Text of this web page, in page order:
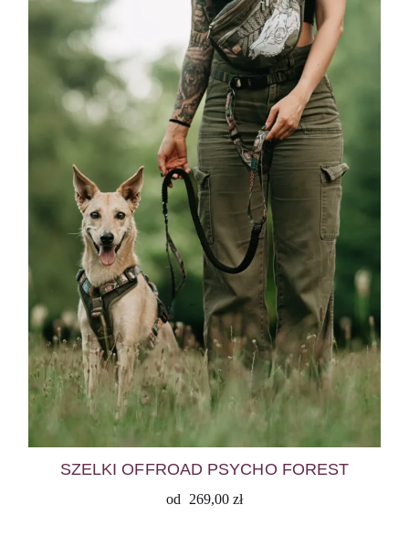
SZELKI OFFROAD PSYCHO FOREST
od 269,00 zł